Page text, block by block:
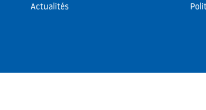
Actualités